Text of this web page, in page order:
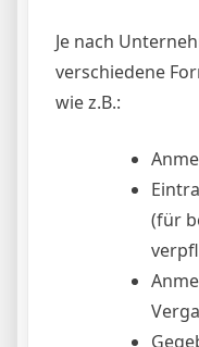
Je nach
verschiedene
wie z.B.:
(für